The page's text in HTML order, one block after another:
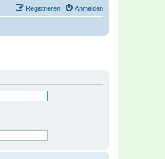
Anmelden
Registrieren